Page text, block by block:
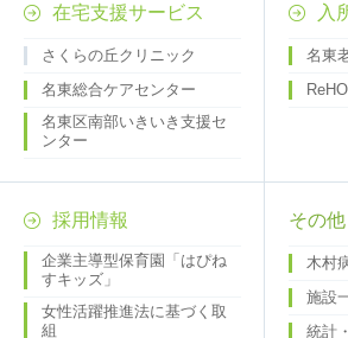
在宅支援サービス
さくらの丘クリニック
名東総合ケアセンター
名東区南部いきいき支援セ
ンター
入
名東
採用情報
企業主導型保育園「はぴね
すキッズ」
女性活躍推進法に基づく取
組
その他
木村
施設
統計